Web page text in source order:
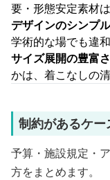
要・形態安定素材
デザインのシンプ
学術的な場でも違
サイズ展開の豊富さ
かは、着こなしの
制約があるケ
予算・施設規定・
方をまとめます。